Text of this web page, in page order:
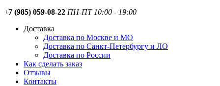
+7 (985) 059-08-22 ПН-ПТ 10:00 - 19:00
Доставка
Доставка по Москве и МО
Доставка по Санкт-Петербургу и ЛО
Доставка по России
Как сделать заказ
Отзывы
Контакты